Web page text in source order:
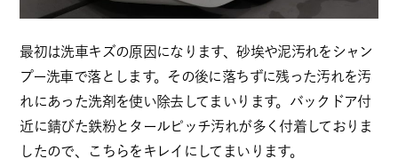
最初は洗車キズの原因になります、砂埃や泥汚れをシャン
プー洗車で落とします。その後に落ちずに残った汚れを汚
れにあった洗剤を使い除去してまいります。バックドア付
近に錆びた鉄粉とタールピッチ汚れが多く付着しておりま
したので、こちらをキレイにしてまいります。